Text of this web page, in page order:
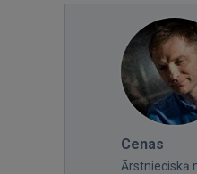
Cenas
Ārstnieciskā